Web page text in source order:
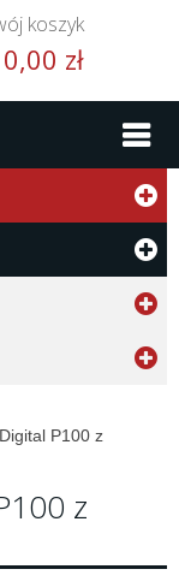
koszyk
0,00 zł
P100 z
z